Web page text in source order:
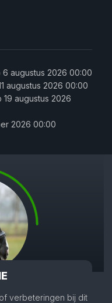
verbeteringen bij dit
6 augustus 2026 00:00
augustus 2026 00:00
19 augustus 2026
2026 00:00